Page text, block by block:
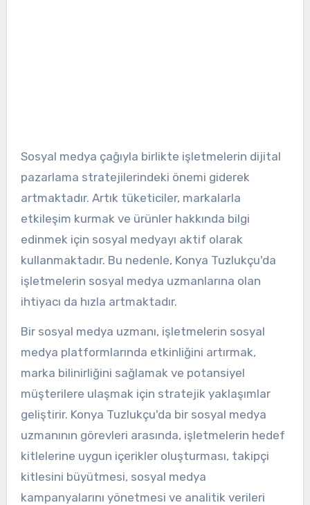
Sosyal medya çağıyla birlikte işletmelerin dijital
pazarlama stratejilerindeki önemi giderek
artmaktadır. Artık tüketiciler, markalarla
etkileşim kurmak ve ürünler hakkında bilgi
edinmek için sosyal medyayı aktif olarak
kullanmaktadır. Bu nedenle, Konya Tuzlukçu'da
işletmelerin sosyal medya uzmanlarına olan
ihtiyacı da hızla artmaktadır.
Bir sosyal medya uzmanı, işletmelerin sosyal
medya platformlarında etkinliğini artırmak,
marka bilinirliğini sağlamak ve potansiyel
müşterilere ulaşmak için stratejik yaklaşımlar
geliştirir. Konya Tuzlukçu'da bir sosyal medya
uzmanının görevleri arasında, işletmelerin hedef
kitlelerine uygun içerikler oluşturması, takipçi
kitlesini büyütmesi, sosyal medya
kampanyalarını yönetmesi ve analitik verileri